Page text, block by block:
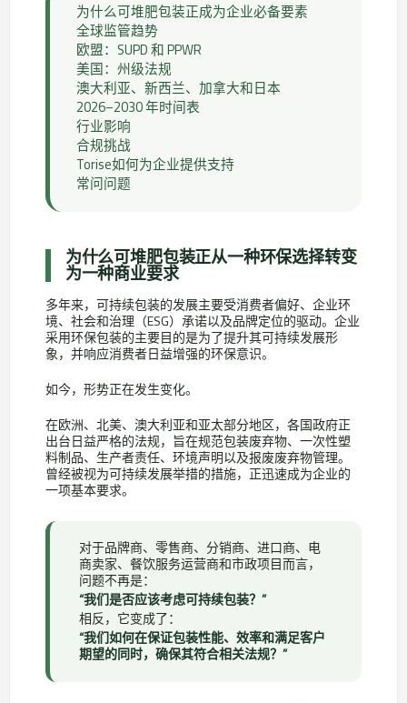
为什么可堆肥包装正成为企业必备要素
全球监管趋势
欧盟：SUPD 和 PPWR
美国：州级法规
澳大利亚、新西兰、加拿大和日本
2026–2030 年时间表
行业影响
合规挑战
Torise如何为企业提供支持
常问问题
为什么可堆肥包装正从一种环保选择转变
为一种商业要求
多年来，可持续包装的发展主要受消费者偏好、企业环
境、社会和治理（ESG）承诺以及品牌定位的驱动。企业
采用环保包装的主要目的是为了提升其可持续发展形
象，并响应消费者日益增强的环保意识。
如今，形势正在发生变化。
在欧洲、北美、澳大利亚和亚太部分地区，各国政府正
出台日益严格的法规，旨在规范包装废弃物、一次性塑
料制品、生产者责任、环境声明以及报废废弃物管理。
曾经被视为可持续发展举措的措施，正迅速成为企业的
一项基本要求。
对于品牌商、零售商、分销商、进口商、电
商卖家、餐饮服务运营商和市政项目而言，
问题不再是：
“我们是否应该考虑可持续包装？”
相反，它变成了：
“我们如何在保证包装性能、效率和满足客户
期望的同时，确保其符合相关法规？”